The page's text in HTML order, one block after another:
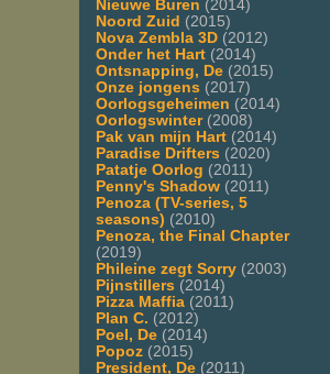
Nieuwe Buren (2014)
Noord Zuid (2015)
Nova Zembla 3D (2012)
Onder het Hart (2014)
Ontsnapping, De (2015)
Onze jongens (2017)
Oorlogsgeheimen (2014)
Oorlogswinter(2008)
Pak van mijn Hart (2014)
Paradise Drifters (2020)
Patatje Oorlog (2011)
Penny's Shadow (2011)
Penoza (TV-series, 5
seasons) (2010)
Penoza, the Final Chapter
(2019)
Phileine zegt Sorry (2003)
Pijnstillers (2014)
Pizza Maffia (2011)
Plan C. (2012)
Poel, De (2014)
Popoz (2015)
President, De (2011)